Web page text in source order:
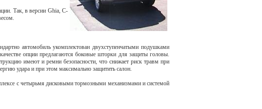
Так, в версии Ghia, C-
автомобиль укомплектован двухступенчатыми подушками
опции предлагаются боковые шторки для защиты головы.
имеют и ремни безопасности, что снижает риск травм при
удара и при этом максимально защитить салон.
с четырьмя дисковыми тормозными механизмами и системой